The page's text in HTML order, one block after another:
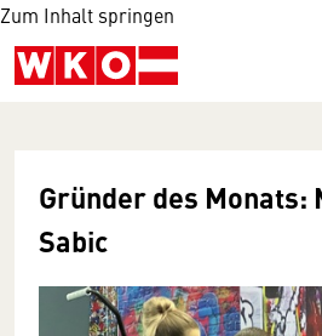
Zum Inhalt springen
Gründer des Monats:
Sabic